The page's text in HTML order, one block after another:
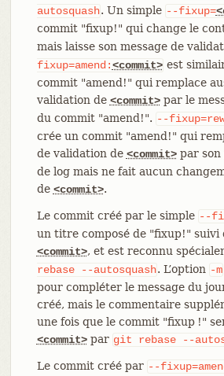
autosquash. Un simple --fixup=
commit "fixup!" qui change le
mais laisse son message de
fixup=amend:<commit> est
commit "amend!" qui remplace
validation de <commit>par le
du commit "amend!". --
crée un commit "amend!" qui
de validation de <commit>par son
de log mais ne fait aucun
de <commit>.
Le commit créé par le simple --
un titre composé de "fixup!" suivi
<commit>, et est reconnu
rebase
--autosquash. L’option -m
pour compléter le message du
créé, mais le commentaire
une fois que le commit "fixup !"
<commit>par git rebase --
Le commit créé par --